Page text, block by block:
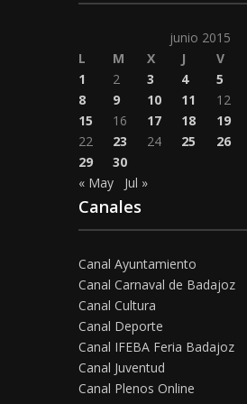
junio 2015
L
M X J V
1
2 3 4 5
8
9 10 11 12
15
16 17 18 19
22
23 24 25 26
29
30
« May
Jul »
Canales
Canal Ayuntamiento
Canal Carnaval de Badajoz
Canal Cultura
Canal Deporte
Canal IFEBA Feria Badajoz
Canal Juventud
Canal Plenos Online